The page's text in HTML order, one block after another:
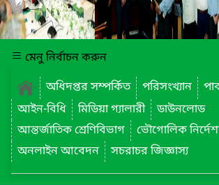
মেনু নির্বাচন করুন
অধিদপ্তর সম্পর্কিত
পরিসংখ্যান
আইন-বিধি
মিডিয়া গ্যালারী
ডাউনলোড
আন্তর্জাতিক শ্রেণিবিভাগ
ভৌগোলিক
অনলাইন আবেদন
সচরাচর জিজ্ঞাস্য